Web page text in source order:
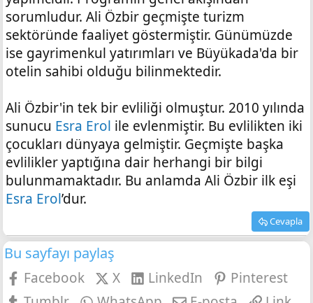
sorumludur. Ali Özbir geçmişte turizm
sektöründe faaliyet göstermiştir. Günümüzde
ise gayrimenkul yatırımları ve Büyükada'da bir
otelin sahibi olduğu bilinmektedir.
Ali Özbir'in tek bir evliliği olmuştur. 2010 yılında
sunucu Esra Erol ile evlenmiştir. Bu evlilikten iki
çocukları dünyaya gelmiştir. Geçmişte başka
evlilikler yaptığına dair herhangi bir bilgi
bulunmamaktadır. Bu anlamda Ali Özbir ilk eşi
Esra Erol’dur.
Cevapla
Bu sayfayı paylaş
Facebook X LinkedIn
Pinterest